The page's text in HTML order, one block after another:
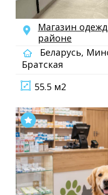
Магазин
районе
Беларусь,
Братская
55.5 м2